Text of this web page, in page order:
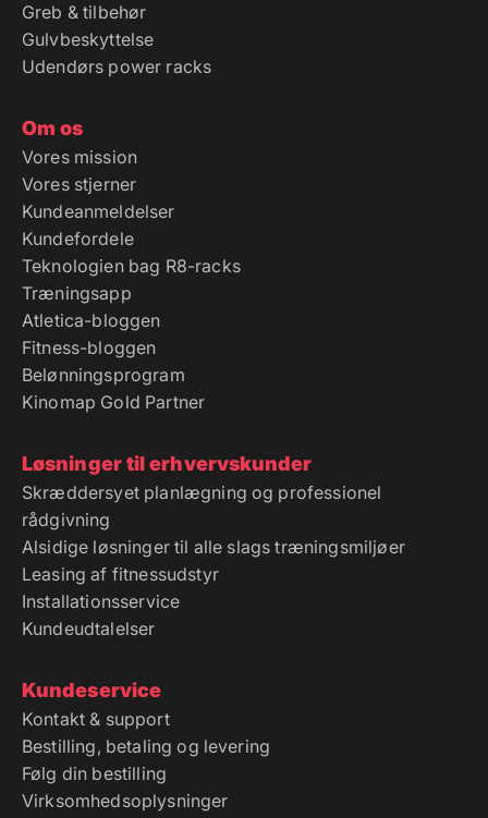
Greb & tilbehør
Gulvbeskyttelse
Udendørs power racks
Om os
Vores mission
Vores stjerner
Kundeanmeldelser
Kundefordele
Teknologien bag R8-racks
Træningsapp
Atletica-bloggen
Fitness-bloggen
Belønningsprogram
Kinomap Gold Partner
Løsninger til erhvervskunder
Skræddersyet planlægning og professionel
rådgivning
Alsidige løsninger til alle slags træningsmiljøer
Leasing af fitnessudstyr
Installationsservice
Kundeudtalelser
Kundeservice
Kontakt & support
Bestilling, betaling og levering
Følg din bestilling
Virksomhedsoplysninger